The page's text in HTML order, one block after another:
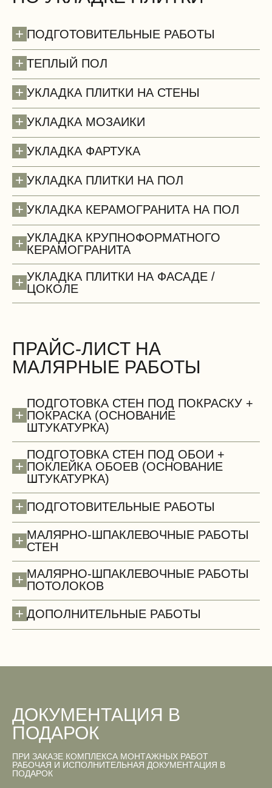
Двери
Сантехнические работы (демонтаж)
Вентиляционные работы (демонтаж)
+ ПОДГОТОВИТЕЛЬНЫЕ РАБОТЫ
+ ТЕПЛЫЙ ПОЛ
+ УКЛАДКА ПЛИТКИ НА СТЕНЫ
+ УКЛАДКА МОЗАИКИ
+ УКЛАДКА ФАРТУКА
+ УКЛАДКА ПЛИТКИ НА ПОЛ
+ УКЛАДКА КЕРАМОГРАНИТА НА ПОЛ
+ УКЛАДКА КРУПНОФОРМАТНОГО
КЕРАМОГРАНИТА
+ УКЛАДКА ПЛИТКИ НА ФАСАДЕ /
ЦОКОЛЕ
ПРАЙС-ЛИСТ НА
МАЛЯРНЫЕ РАБОТЫ
+
ПОДГОТОВКА СТЕН ПОД ПОКРАСКУ +
ПОКРАСКА (ОСНОВАНИЕ
ШТУКАТУРКА)
+
ПОДГОТОВКА СТЕН ПОД ОБОИ +
ПОКЛЕЙКА ОБОЕВ (ОСНОВАНИЕ
ШТУКАТУРКА)
+ ПОДГОТОВИТЕЛЬНЫЕ РАБОТЫ
+ МАЛЯРНО-ШПАКЛЕВОЧНЫЕ РАБОТЫ
СТЕН
+ МАЛЯРНО-ШПАКЛЕВОЧНЫЕ РАБОТЫ
ПОТОЛОКОВ
+ ДОПОЛНИТЕЛЬНЫЕ РАБОТЫ
ДОКУМЕНТАЦИЯ В
ПОДАРОК
ПРИ ЗАКАЗЕ КОМПЛЕКСА МОНТАЖНЫХ РАБОТ
РАБОЧАЯ И ИСПОЛНИТЕЛЬНАЯ ДОКУМЕНТАЦИЯ В
ПОДАРОК